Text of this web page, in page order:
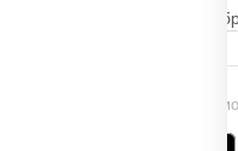
Установи